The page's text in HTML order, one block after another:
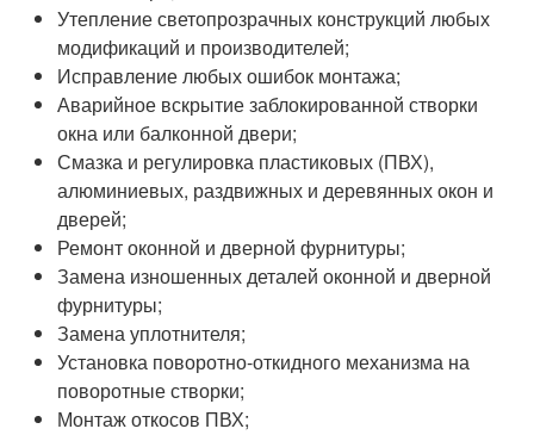
Утепление светопрозрачных конструкций любых
модификаций и производителей;
Исправление любых ошибок монтажа;
Аварийное вскрытие заблокированной створки
окна или балконной двери;
Смазка и регулировка пластиковых (ПВХ),
алюминиевых, раздвижных и деревянных окон и
дверей;
Ремонт оконной и дверной фурнитуры;
Замена изношенных деталей оконной и дверной
фурнитуры;
Замена уплотнителя;
Установка поворотно-откидного механизма на
поворотные створки;
Монтаж откосов ПВХ;